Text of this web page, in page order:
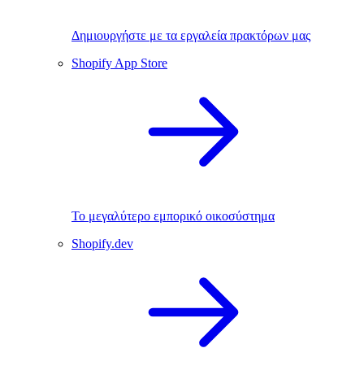
Δημιουργήστε με τα εργαλεία πρακτόρων μας
Shopify App Store
Το μεγαλύτερο εμπορικό οικοσύστημα
Shopify.dev